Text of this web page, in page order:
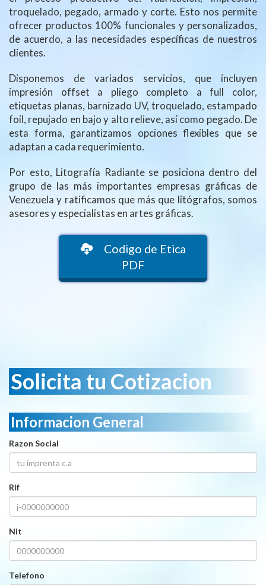
troquelado, pegado, armado y corte. Esto nos permite
ofrecer productos 100% funcionales y personalizados,
de acuerdo, a las necesidades específicas de nuestros
clientes.
Disponemos de variados servicios, que incluyen
impresión offset a pliego completo a full color,
etiquetas planas, barnizado UV, troquelado, estampado
foil, repujado en bajo y alto relieve, así como pegado. De
esta forma, garantizamos opciones flexibles que se
adaptan a cada requerimiento.
Por esto, Litografía Radiante se posiciona dentro del
grupo de las más importantes empresas gráficas de
Venezuela y ratificamos que más que litógrafos, somos
asesores y especialistas en artes gráficas.
Codigo de Etica
PDF
Solicita tu Cotizacion
Informacion General
Razon Social
Rif
Nit
Telefono